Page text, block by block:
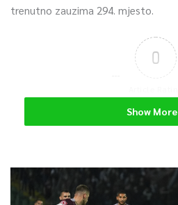
trenutno zauzima 294. mjesto.
0
Show More